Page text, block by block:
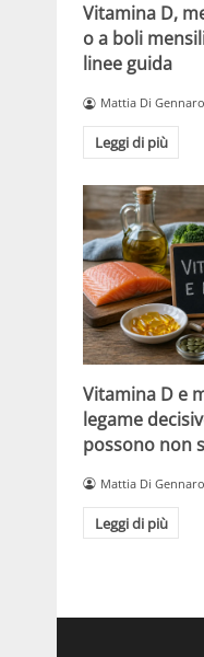
Vitamina D,
o a boli
linee guida
Mattia Di Gennaro
Leggi di più
Vitamina D e
legame
possono non
Mattia Di Gennaro
Leggi di più